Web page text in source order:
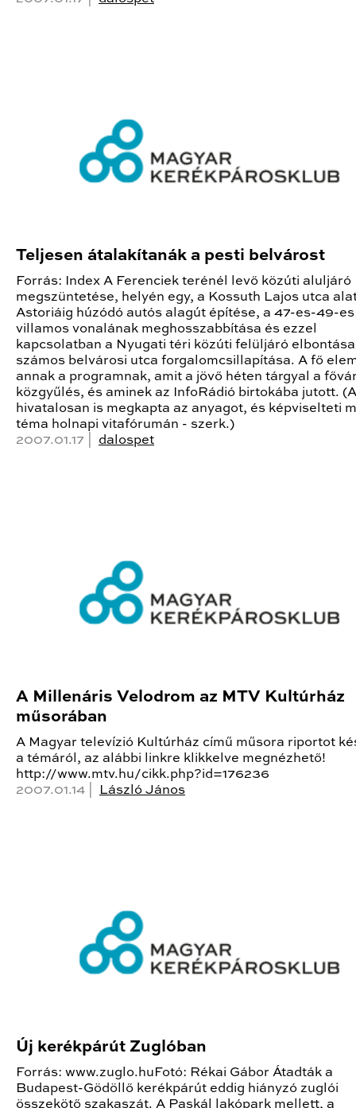
Teljesen átalakítanák a pesti belvárost
Forrás: Index A Ferenciek terénél levő közúti aluljáró
megszüntetése, helyén egy, a Kossuth Lajos utca
Astoriáig húzódó autós alagút építése, a 47-es-49-es
villamos vonalának meghosszabbítása és ezzel
kapcsolatban a Nyugati téri közúti felüljáró
számos belvárosi utca forgalomcsillapítása. A fő
annak a programnak, amit a jövő héten tárgyal a
közgyűlés, és aminek az InfoRádió birtokába jutott.
hivatalosan is megkapta az anyagot, és képviselteti
téma holnapi vitafórumán - szerk.)
2007.01.17 | dalospet
A Millenáris Velodrom az MTV Kultúrház
műsorában
A Magyar televízió Kultúrház című műsora riportot
a témáról, az alábbi linkre klikkelve megnézhető!
http://www.mtv.hu/cikk.php?id=176236
2007.01.14 |
László János
Új kerékpárút Zuglóban
Forrás: www.zuglo.huFotó: Rékai Gábor Átadták a
Budapest-Gödöllő kerékpárút eddig hiányzó zuglói
összekötő szakaszát. A Paskál lakópark mellett, a